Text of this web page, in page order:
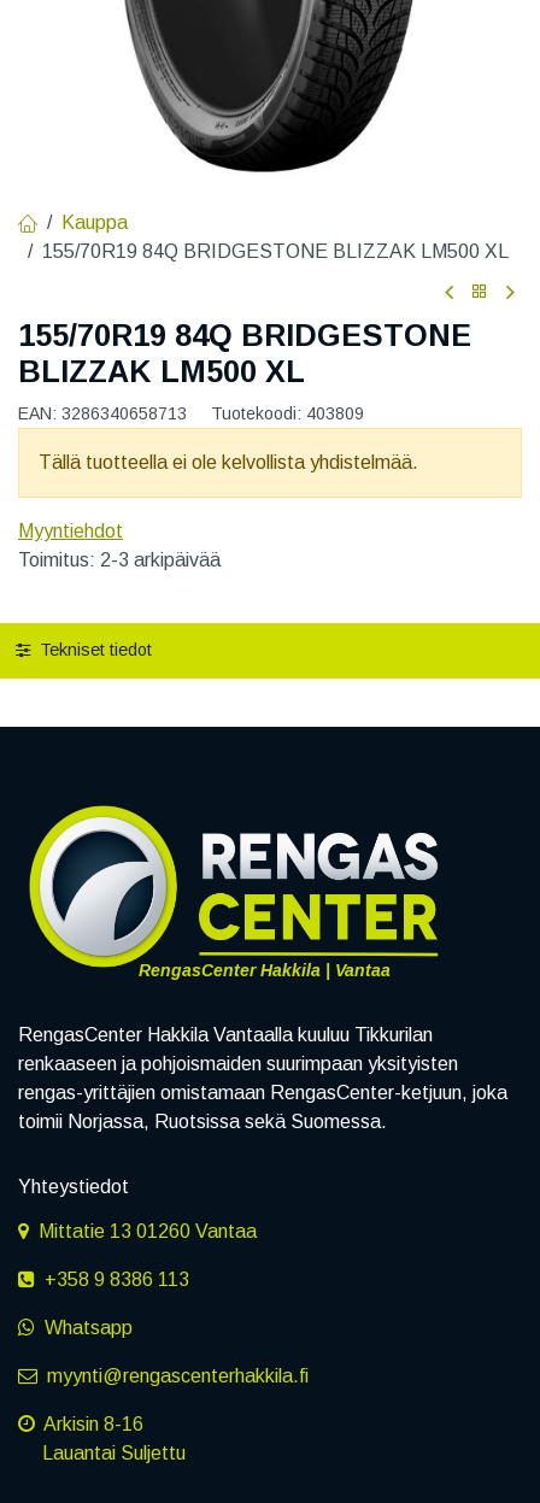
Kauppa
155/70R19 84Q BRIDGESTONE BLIZZAK LM500 XL
155/70R19 84Q BRIDGESTONE
BLIZZAK LM500 XL
EAN: 3286340658713 Tuotekoodi: 403809
Tällä tuotteella ei ole kelvollista yhdistelmää.
Myyntiehdot
Toimitus: 2-3 arkipäivää
Tekniset tiedot
RengasCenter Hakkila | Vantaa
RengasCenter Hakkila Vantaalla kuuluu Tikkurilan
renkaaseen ja pohjoismaiden suurimpaan yksityisten
rengas-yrittäjien omistamaan RengasCenter-ketjuun, joka
toimii Norjassa, Ruotsissa sekä Suomessa.
Yhteystiedot
Mittatie 13 01260 Vantaa
+358 9 8386 113
Whatsapp
myynti@rengascenterhakkila.fi
Arkisin 8-16
Lauantai Suljettu